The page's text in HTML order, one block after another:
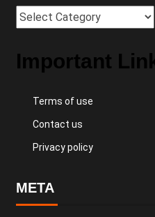
Important
Terms of use
Contact us
Privacy policy
META